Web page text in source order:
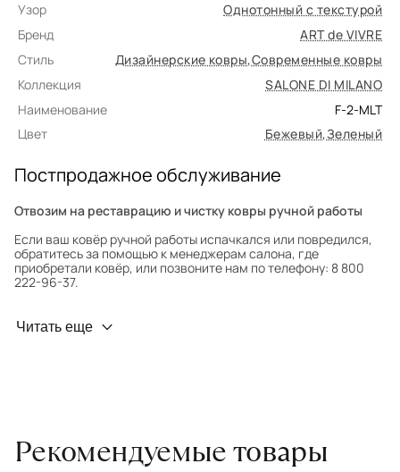
Узор
Однотонный с текстурой
Бренд
ART de VIVRE
Стиль
Дизайнерские ковры,Современные ковры
Коллекция
SALONE DI MILANO
Наименование
F-2-MLT
Цвет
Бежевый,Зеленый
Постпродажное обслуживание
Отвозим на реставрацию и чистку ковры ручной работы
Если ваш ковёр ручной работы испачкался или повредился,
обратитесь за помощью к менеджерам салона, где
приобретали ковёр, или позвоните нам по телефону: 8 800
222-96-37.
Профилактика износа
заборе ковра экспертом либо привозите его в салон.
Читать еще
Рекомендуемые товары